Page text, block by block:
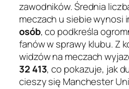
zawodników. Średnia
meczach u siebie wynosi
osób, co podkreśla
fanów w sprawy klubu. Z
widzów na meczach
32 413, co pokazuje, jak
cieszy się Manchester